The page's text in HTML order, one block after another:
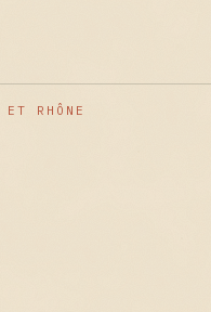
RHÔNE